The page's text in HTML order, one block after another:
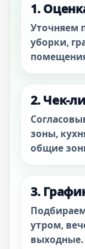
1.
Уточняем
уборки,
2. Чек-
зоны,
общие
3.
утром,
выходные.